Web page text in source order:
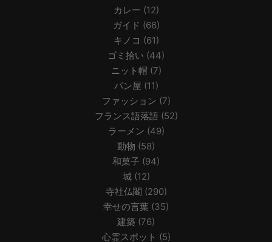
カレー (12)
ガイド (66)
キノコ (61)
ゴミ拾い (44)
ニット帽 (7)
パン屋 (11)
ファッション (7)
フランス語落語 (52)
ラーメン (49)
動物 (58)
和菓子 (94)
城(12)
寺社仏閣 (290)
幸せの言葉 (35)
建築 (76)
心霊スポット (5)